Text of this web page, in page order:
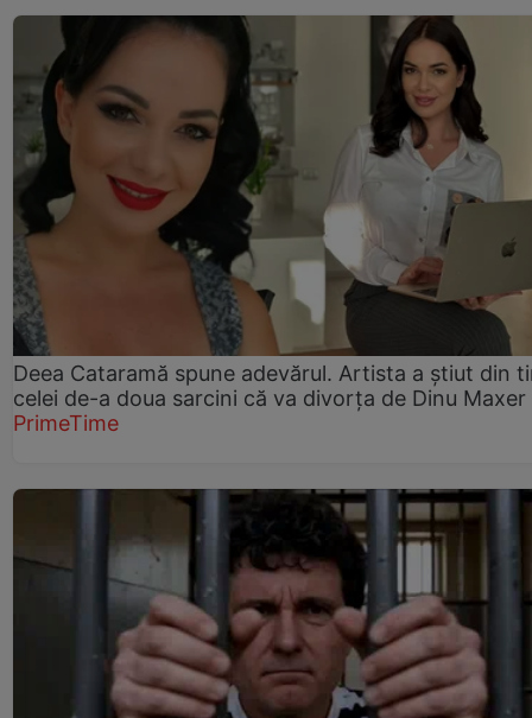
Deea Cataramă spune adevărul. Artista a știut din
celei de-a doua sarcini că va divorța de Dinu Maxer
PrimeTime